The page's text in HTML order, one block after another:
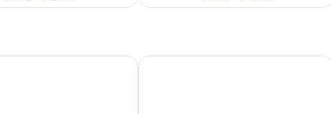
Sun & Snow Promenada Baltic-Apartments - Sun Towers